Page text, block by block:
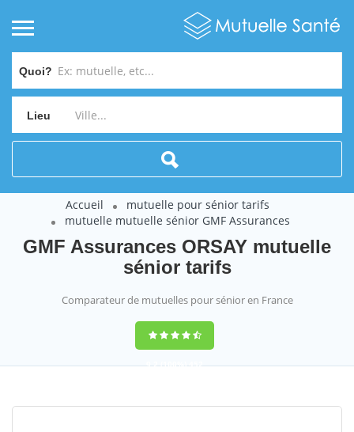
Quoi?
Lieu
Accueil
mutuelle pour sénior tarifs
mutuelle mutuelle sénior GMF Assurances
GMF Assurances ORSAY mutuelle
sénior tarifs
Comparateur de mutuelles pour sénior en France
9,2(100%)452